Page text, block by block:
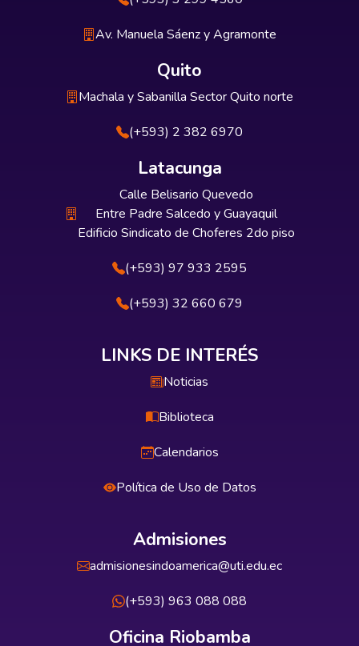
Av. Manuela Sáenz y Agramonte
Quito
Machala y Sabanilla Sector Quito norte
(+593) 2 382 6970
Latacunga
Calle Belisario Quevedo
Entre Padre Salcedo y Guayaquil
Edificio Sindicato de Choferes 2do piso
(+593) 97 933 2595
(+593) 32 660 679
LINKS DE INTERÉS
Noticias
Biblioteca
Calendarios
Política de Uso de Datos
Admisiones
admisionesindoamerica@uti.edu.ec
(+593) 963 088 088
Oficina Riobamba